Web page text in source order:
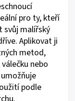
pro ty, kteří
svůj malířský
Aplikovat ji
metod,
nebo
podle